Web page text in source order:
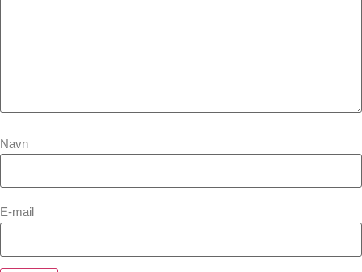
Navn
E-mail